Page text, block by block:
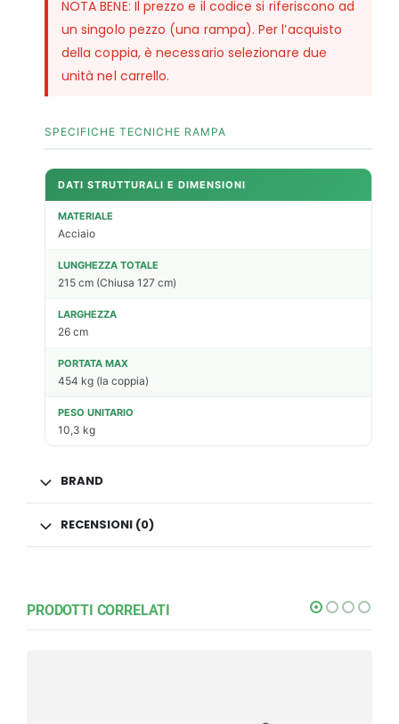
NOTA BENE: Il prezzo e il codice si riferiscono ad
un singolo pezzo (una rampa). Per l’acquisto
della coppia, è necessario selezionare due
unità nel carrello.
SPECIFICHE TECNICHE RAMPA
DATI STRUTTURALI E DIMENSIONI
MATERIALE
Acciaio
LUNGHEZZA TOTALE
215 cm (Chiusa 127 cm)
LARGHEZZA
26 cm
PORTATA MAX
454 kg (la coppia)
PESO UNITARIO
10,3 kg
BRAND
RECENSIONI (0)
PRODOTTI CORRELATI